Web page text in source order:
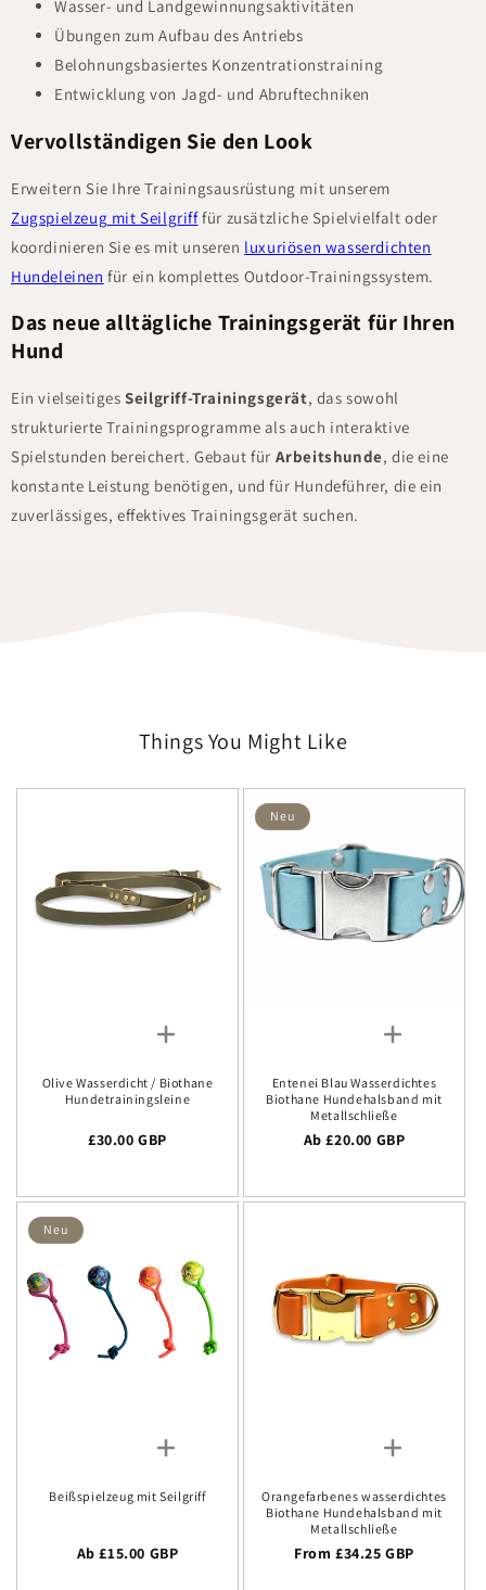
Wasser- und Landgewinnungsaktivitäten
Übungen zum Aufbau des Antriebs
Belohnungsbasiertes Konzentrationstraining
Entwicklung von Jagd- und Abruftechniken
Vervollständigen Sie den Look
Erweitern Sie Ihre Trainingsausrüstung mit unserem
Zugspielzeug mit Seilgrifffür zusätzliche Spielvielfalt oder
koordinieren Sie es mit unseren luxuriösen wasserdichten
Hundeleinen für ein komplettes Outdoor-Trainingssystem.
Das neue alltägliche Trainingsgerät für Ihren
Hund
Ein vielseitigesSeilgriff-Trainingsgerät, das sowohl
strukturierte Trainingsprogramme als auch interaktive
Spielstunden bereichert. Gebaut für Arbeitshunde, die eine
konstante Leistung benötigen, und für Hundeführer, die ein
zuverlässiges, effektives Trainingsgerät suchen.
Things You Might Like
Olive Wasserdicht / Biothane
Hundetrainingsleine
Regulärer Preis
£30.00 GBP
Neu
Entenei Blau Wasserdichtes
Biothane Hundehalsband mit
Metallschließe
Regulärer Preis
Ab £20.00 GBP
Neu
Beißspielzeug mit Seilgriff
Regulärer Preis
Ab £15.00 GBP
Orangefarbenes wasserdichtes
Biothane Hundehalsband mit
Metallschließe
Regular price
From £34.25 GBP